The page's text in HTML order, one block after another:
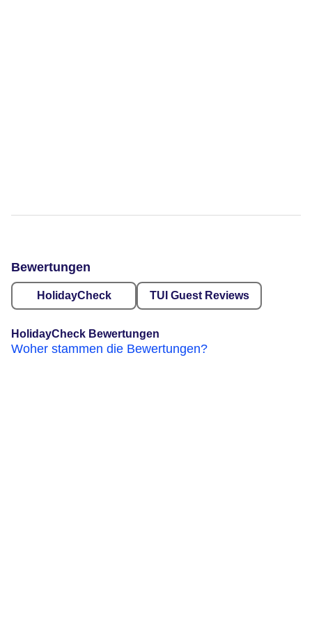
Bewertungen
HolidayCheck TUI Guest Reviews
HolidayCheck Bewertungen
Woher stammen die Bewertungen?